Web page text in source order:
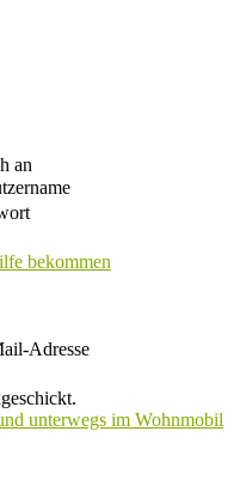
an
bekommen
Adresse
unterwegs im Wohnmobil